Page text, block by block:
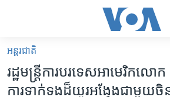
គេហទំព័រ​
ទាក់ទង
រំលង​
និង​
អន្តរជាតិ
អន្តរជាតិ
រដ្ឋមន្រ្តី​ការបរទេស​អាមេរិក​លោ
ការ​ទាក់​ទង​ដ៏​យូរ​អង្វែង​ជាមួយ​​